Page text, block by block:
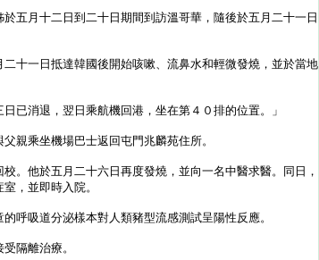
月十二日到二十日期間到訪溫哥華，隨後於五月二十一日
一日抵達韓國後開始咳嗽、流鼻水和輕微發燒，並於當地
消退，翌日乘航機回港，坐在第４０排的位置。」
乘坐機場巴士返回屯門兆麟苑住所。
他於五月二十六日再度發燒，並向一名中醫求醫。同日，
，並即時入院。
吸道分泌樣本對人類豬型流感測試呈陽性反應。
隔離治療。